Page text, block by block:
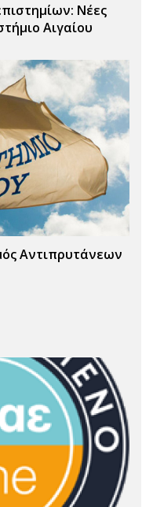
Νέες
Αιγαίου
Αντιπρυτάνεων